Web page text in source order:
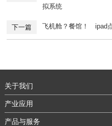
拟系统
下一篇 飞机舱？餐馆！ ipad
关于我们
产业应用
产品与服务